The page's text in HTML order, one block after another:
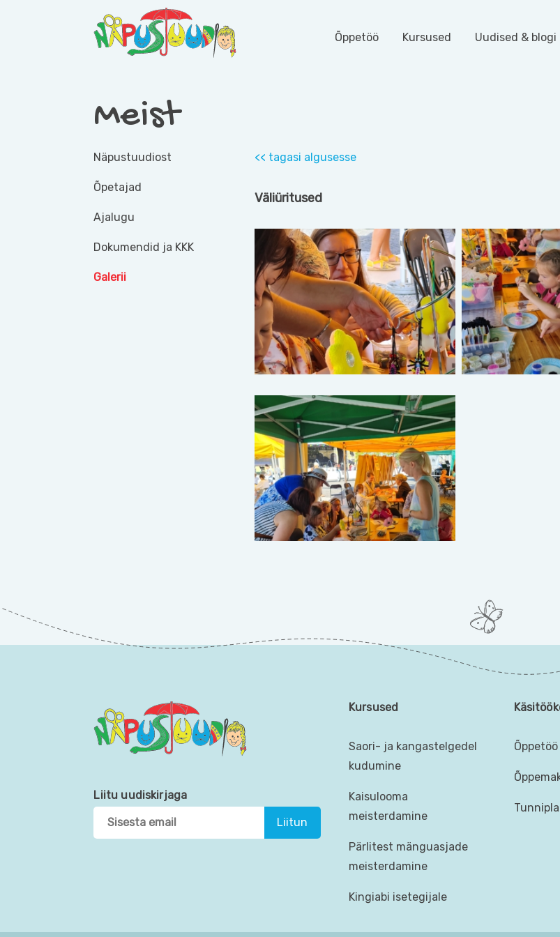
Õppetöö Kursused Uudised & blogi
Meist
Näpustuudiost
Õpetajad
Ajalugu
Dokumendid ja KKK
Galerii
<< tagasi algusesse
Väliüritused
Liitu uudiskirjaga
Kursused
Saori- ja kangastelgedel
kudumine
Kaisulooma
meisterdamine
Pärlitest mänguasjade
meisterdamine
Kingiabi isetegijale
Õppetöö